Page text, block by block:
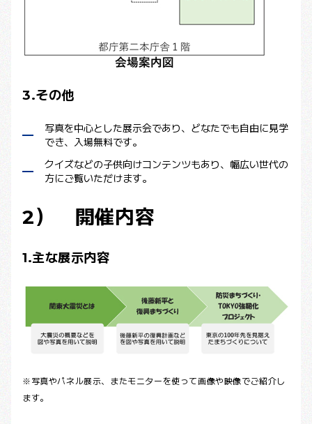
3.その他
写真を中心とした展示会であり、どなたでも自由に見学
でき、入場無料です。
クイズなどの子供向けコンテンツもあり、幅広い世代の
方にご覧いただけます。
2） 開催内容
1.主な展示内容
※写真やパネル展示、またモニターを使って画像や映像でご紹介し
ます。